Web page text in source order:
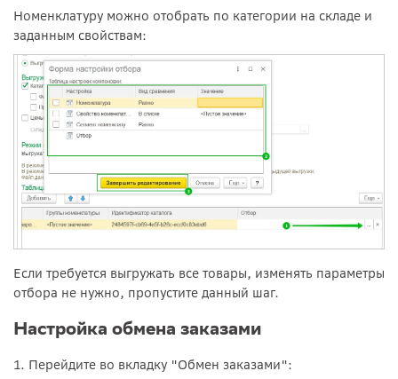
Номенклатуру можно отобрать по категории на складе и
заданным свойствам:
Если требуется выгружать все товары, изменять параметры
отбора не нужно, пропустите данный шаг.
Настройка обмена заказами
1. Перейдите во вкладку "Обмен заказами":